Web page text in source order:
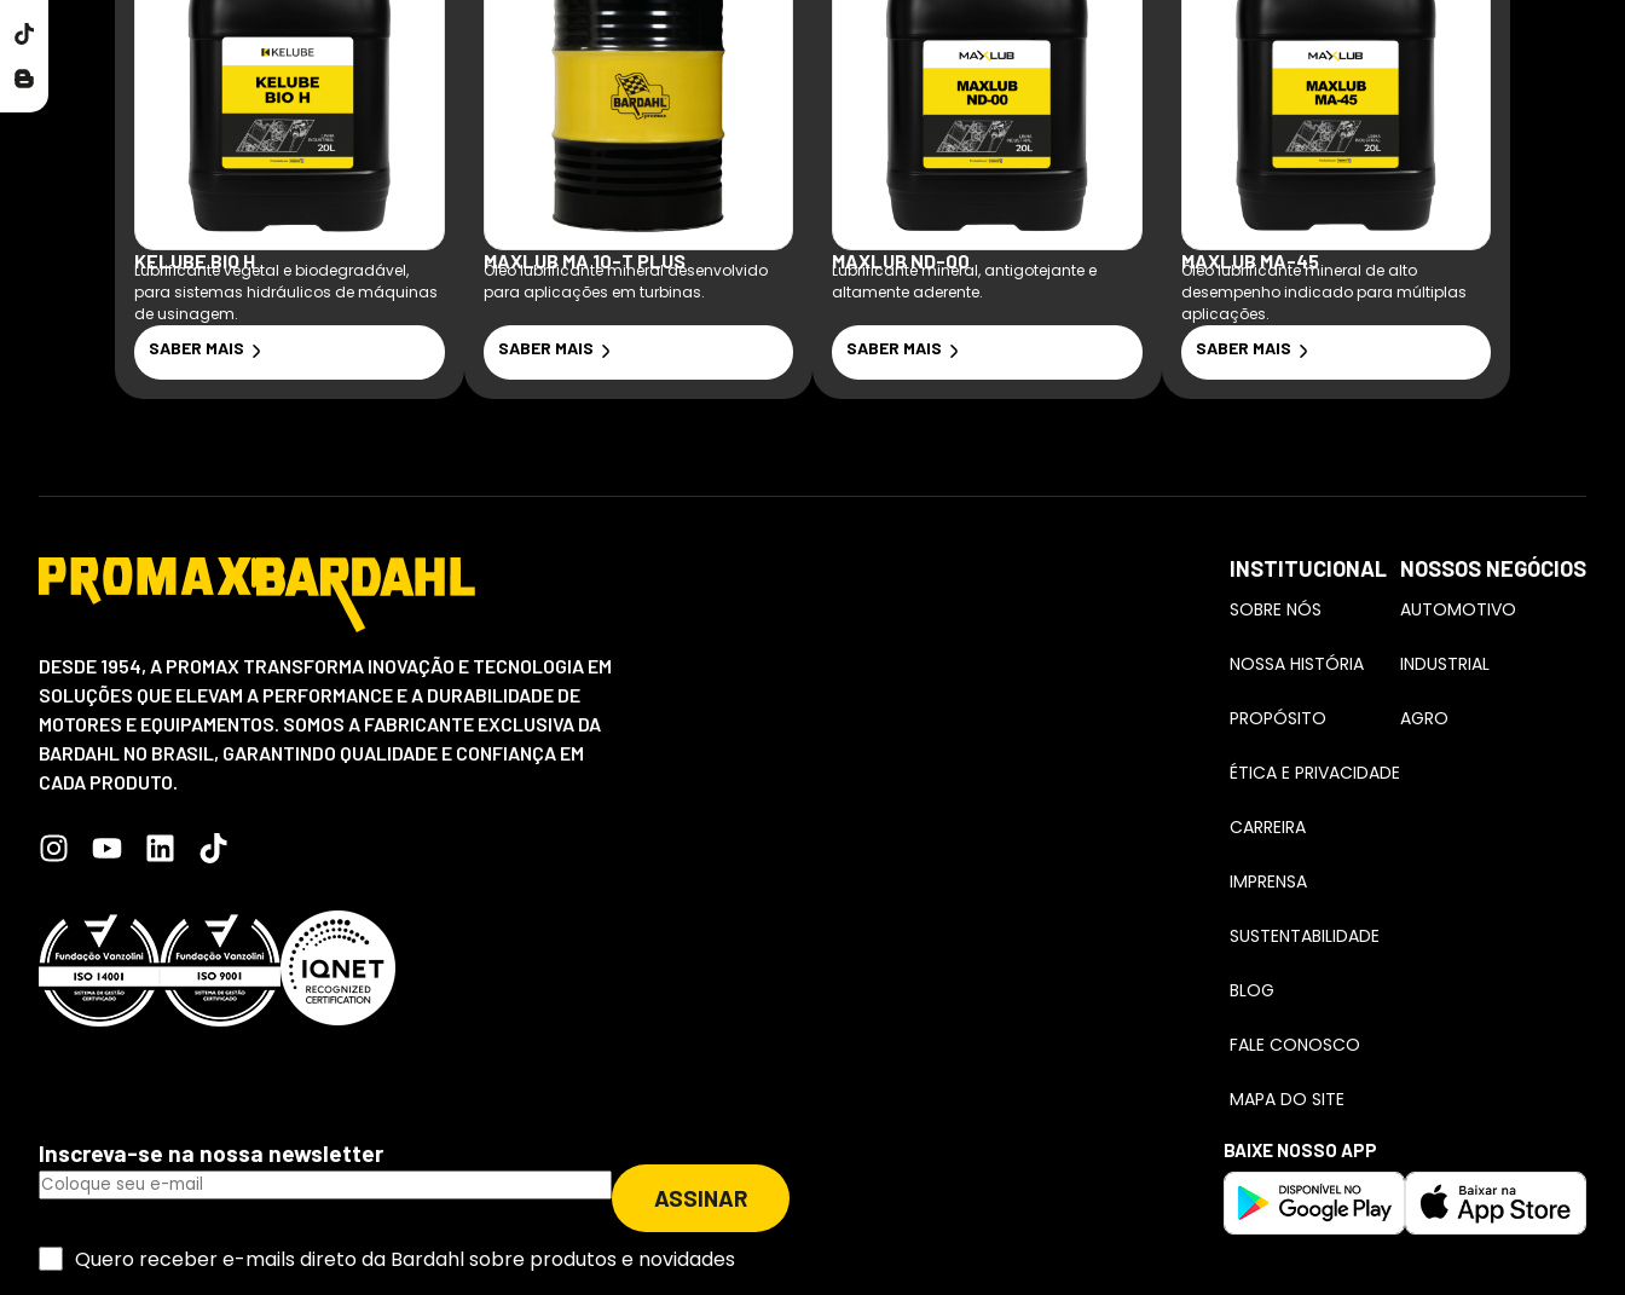
KELUBE BIO H
Lubrificante vegetal e biodegradável,
para sistemas hidráulicos de máquinas
de usinagem.
SABER MAIS
MAXLUB MA 10-T PLUS
Óleo lubrificante mineral desenvolvido
para aplicações em turbinas.
SABER MAIS
MAXLUB ND-00
Lubrificante mineral, antigotejante e
altamente aderente.
SABER MAIS
MAXLUB MA-45
Óleo lubrificante mineral de alto
desempenho indicado para múltiplas
aplicações.
SABER MAIS
DESDE 1954, A PROMAX TRANSFORMA INOVAÇÃO E TECNOLOGIA EM
SOLUÇÕES QUE ELEVAM A PERFORMANCE E A DURABILIDADE DE
MOTORES E EQUIPAMENTOS. SOMOS A FABRICANTE EXCLUSIVA DA
BARDAHL NO BRASIL, GARANTINDO QUALIDADE E CONFIANÇA EM
CADA PRODUTO.
INSTITUCIONAL
SOBRE NÓS
NOSSA HISTÓRIA
PROPÓSITO
ÉTICA E PRIVACIDADE
CARREIRA
IMPRENSA
SUSTENTABILIDADE
BLOG
FALE CONOSCO
MAPA DO SITE
NOSSOS NEGÓCIOS
AUTOMOTIVO
INDUSTRIAL
AGRO
Inscreva-se na nossa newsletter
Quero receber e-mails direto da Bardahl sobre produtos e novidades
BAIXE NOSSO APP